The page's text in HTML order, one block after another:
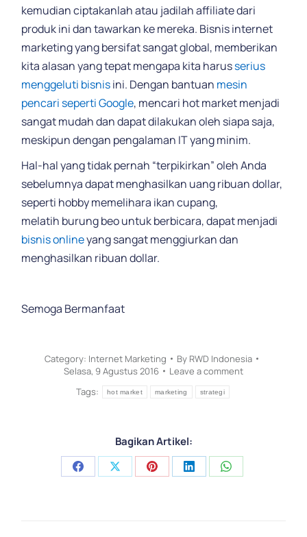
kemudian ciptakanlah atau jadilah affiliate dari
produk ini dan tawarkan ke mereka. Bisnis internet
marketing yang bersifat sangat global, memberikan
kita alasan yang tepat mengapa kita harusserius
menggeluti bisnisini. Dengan bantuan mesin
pencari seperti Google, mencari hot market menjadi
sangat mudah dan dapat dilakukan oleh siapa saja,
meskipun dengan pengalaman IT yang minim.
Hal-hal yang tidak pernah “terpikirkan” oleh Anda
sebelumnya dapat menghasilkan uang ribuan dollar,
seperti hobby memelihara ikan cupang,
melatih burung beo untuk berbicara, dapat menjadi
bisnis onlineyang sangat menggiurkan dan
menghasilkan ribuan dollar.
Semoga Bermanfaat
Category: Internet Marketing By RWD Indonesia
Selasa, 9 Agustus 2016
Leave a comment
Tags:
hot market marketing strategi
Bagikan Artikel:
Share Share Share Share Share